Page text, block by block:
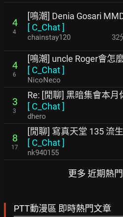
4
4
[鳴潮] Denia Gosari
[ C_Chat]
chainstay120 32
4
6
[鳴潮] uncle Roger會怎
[ C_Chat]
NicoNeco
3
3
Re: [閒聊] 黑暗集會本月
[ C_Chat]
dhero
8
17
[閒聊] 寫真天堂 135 流
[ C_Chat]
nk940155
更多 近期熱
PTT動漫區 即時熱門文章